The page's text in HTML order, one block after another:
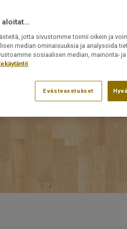
aloitat...
jotta sivustomme toimii oikein ja
median ominaisuuksia ja analysoida
sosiaalisen median, mainonta-
Evästeasetukset